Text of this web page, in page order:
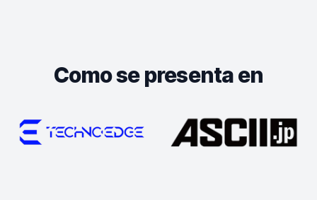
Como se presenta en